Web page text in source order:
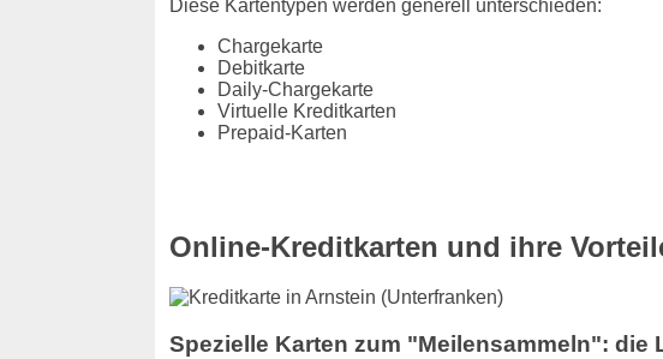
Diese Kartentypen werden generell unterschieden:
Chargekarte
Debitkarte
Daily-Chargekarte
Virtuelle Kreditkarten
Prepaid-Karten
Online-Kreditkarten und ihre
Spezielle Karten zum "Meilensammeln": die